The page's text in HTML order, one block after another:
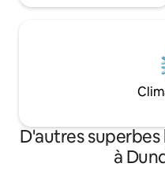
D'autres
à